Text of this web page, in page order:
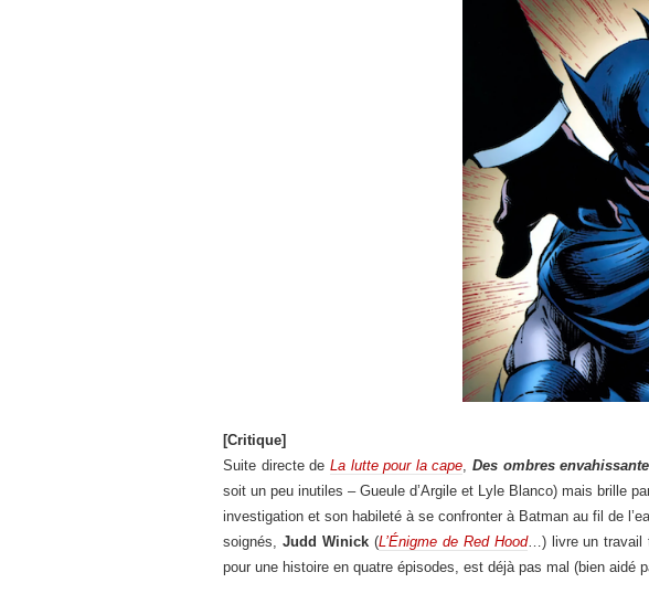
[Critique]
Suite directe de La lutte pour la cape ,Des ombres
soit un peu inutiles – Gueule d’Argile et Lyle Blanco) mais brille
investigation et son habileté à se confronter à Batman au fil de
soignés, Judd Winick(L’Énigme de Red Hood…) livre un travail
pour une histoire en quatre épisodes, est déjà pas mal (bien aidé